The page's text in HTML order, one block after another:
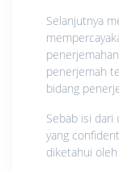
Selanjutnya
penerjemah
bidang
Sebab isi dari
yang
diketahui